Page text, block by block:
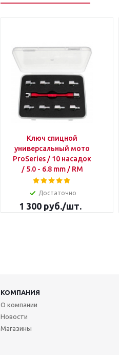
Ключ спицной
универсальный мото
ProSeries / 10 насадок
/ 5.0 - 6.8 mm / RM
Достаточно
1 300 руб./шт.
КОМПАНИЯ
О компании
Новости
Магазины